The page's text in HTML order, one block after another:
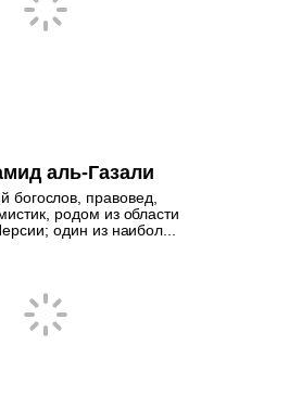
аль-Газали
богослов, правовед,
родом из области
один из наибол...